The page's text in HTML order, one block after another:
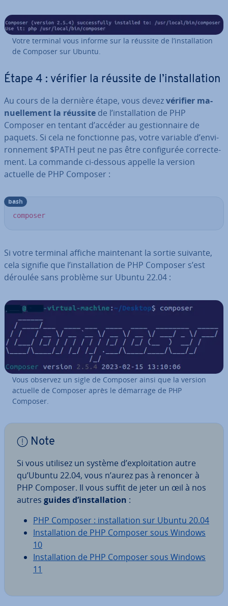
Votre terminal vous informe sur la réussite de l’ins­tal­la­tion
de Composer sur Ubuntu.
Étape 4 : vérifier la réussite de l’ins­tal­la­tion
Au cours de la dernière étape, vous devezvérifier ma­
nuel­le­ment la réussite de l’ins­tal­la­tion de PHP
Composer en tentant d’accéder au ges­tion­naire de
paquets. Si cela ne fonc­tionne pas, votre variable d’en­vi­
ron­ne­ment $PATH peut ne pas être con­fi­gu­rée cor­rec­te­
ment. La commande ci-dessous appelle la version
actuelle de PHP Composer :
composer
bash
Si votre terminal affiche main­te­nant la sortie suivante,
cela signifie que l’ins­tal­la­tion de PHP Composer s’est
déroulée sans problème sur Ubuntu 22.04 :
Vous observez un sigle de Composer ainsi que la version
actuelle de Composer après le démarrage de PHP
Composer.
Note
Si vous utilisez un système d’ex­ploi­ta­tion autre
qu’Ubuntu 22.04, vous n’aurez pas à renoncer à
PHP Composer. Il vous suffit de jeter un œil à nos
autres guides d’ins­tal­la­tion :
PHP Composer : ins­tal­la­tion sur Ubuntu 20.04
Ins­tal­la­tion de PHP Composer sous Windows
10
Ins­tal­la­tion de PHP Composer sous Windows
11